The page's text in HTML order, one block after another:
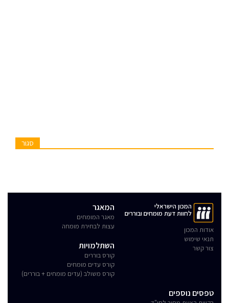
סגור
המכון הישראלי
לחוות דעת מומחים ובוררים
אודות המכון
תנאי שימוש
צור קשר
המאגר
מאגר המומחים
עצות לבחירת מומחה
השתלמויות
קורס בוררים
קורס עדים מומחים
קורס משולב (עדים מומחים + בוררים)
טפסים נוספים